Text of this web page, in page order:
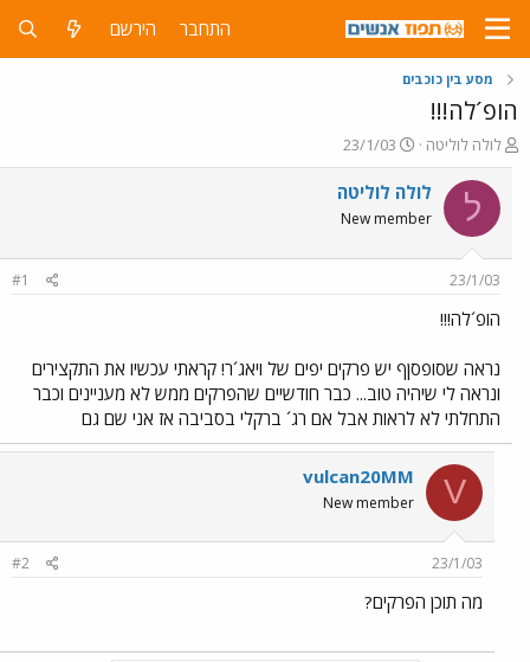
התחבר הירשם
מסע בין כוכבים
הופ´לה!!!
פ
ו
ת
ח
ה
ש
א
לולה לוליטה
פ
ו
ר
ם
23/1/03
ל לולה לוליטה
New member
23/1/03
#1
הופ´לה!!!
נראה שסופסןף יש פרקים יפים של ויאג´ר! קראתי עכשיו את התקצירים
ונראה לי שיהיה טוב... כבר חודשיים שהפרקים ממש לא מעניינים וכבר
התחלתי לא לראות אבל אם רג´ ברקלי בסביבה אז אני שם גם
V
vulcan20MM
New member
23/1/03
#2
מה תוכן הפרקים?